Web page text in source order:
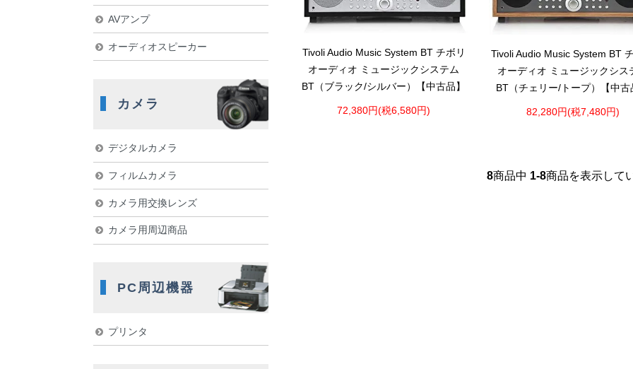
Tivoli Audio Music System BT チボリ
オーディオ ミュージックシステム
BT（ブラック/シルバー）【中古品】
72,380円(税6,580円)
Tivoli Audio Music System BT
オーディオ ミュージックシス
BT（チェリー/トープ）【中古
82,280円(税7,480円)
8商品中 1-8商品を表示して
AVアンプ
オーディオスピーカー
カメラ
デジタルカメラ
フィルムカメラ
カメラ用交換レンズ
カメラ用周辺商品
PC周辺機器
プリンタ